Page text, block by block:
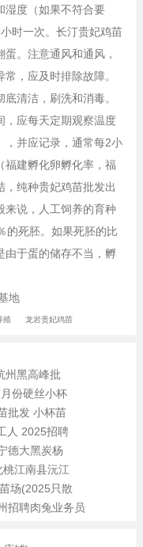
湿度（如果不符合要
时一次。长汀贵妃鸡苗
。注意通风和通风，
，应及时排除故障。
清洁，刷洗和消毒。
，应每天定期观察温度
，并应记录，通常每2小
福建孵化卵孵化率，福
，纯种贵妃鸡苗批发出
来说，人工饲养的育种
的死胚。如果死胚的比
由于蛋的储存不当，孵
殖 龙岩贵妃鸡苗
州黑高峰批
份硬丝小杯
批发 小杯苗
人 2025招聘
德大黑炭杨
江南县沅江
场(2025只散
招聘肉兔业务员